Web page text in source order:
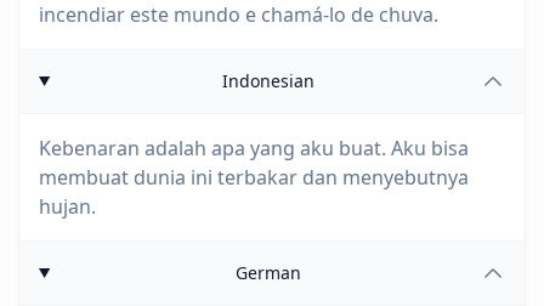
incendiar este mundo e chamá-lo de chuva.
Indonesian
Kebenaran adalah apa yang aku buat. Aku bisa
membuat dunia ini terbakar dan menyebutnya
hujan.
German